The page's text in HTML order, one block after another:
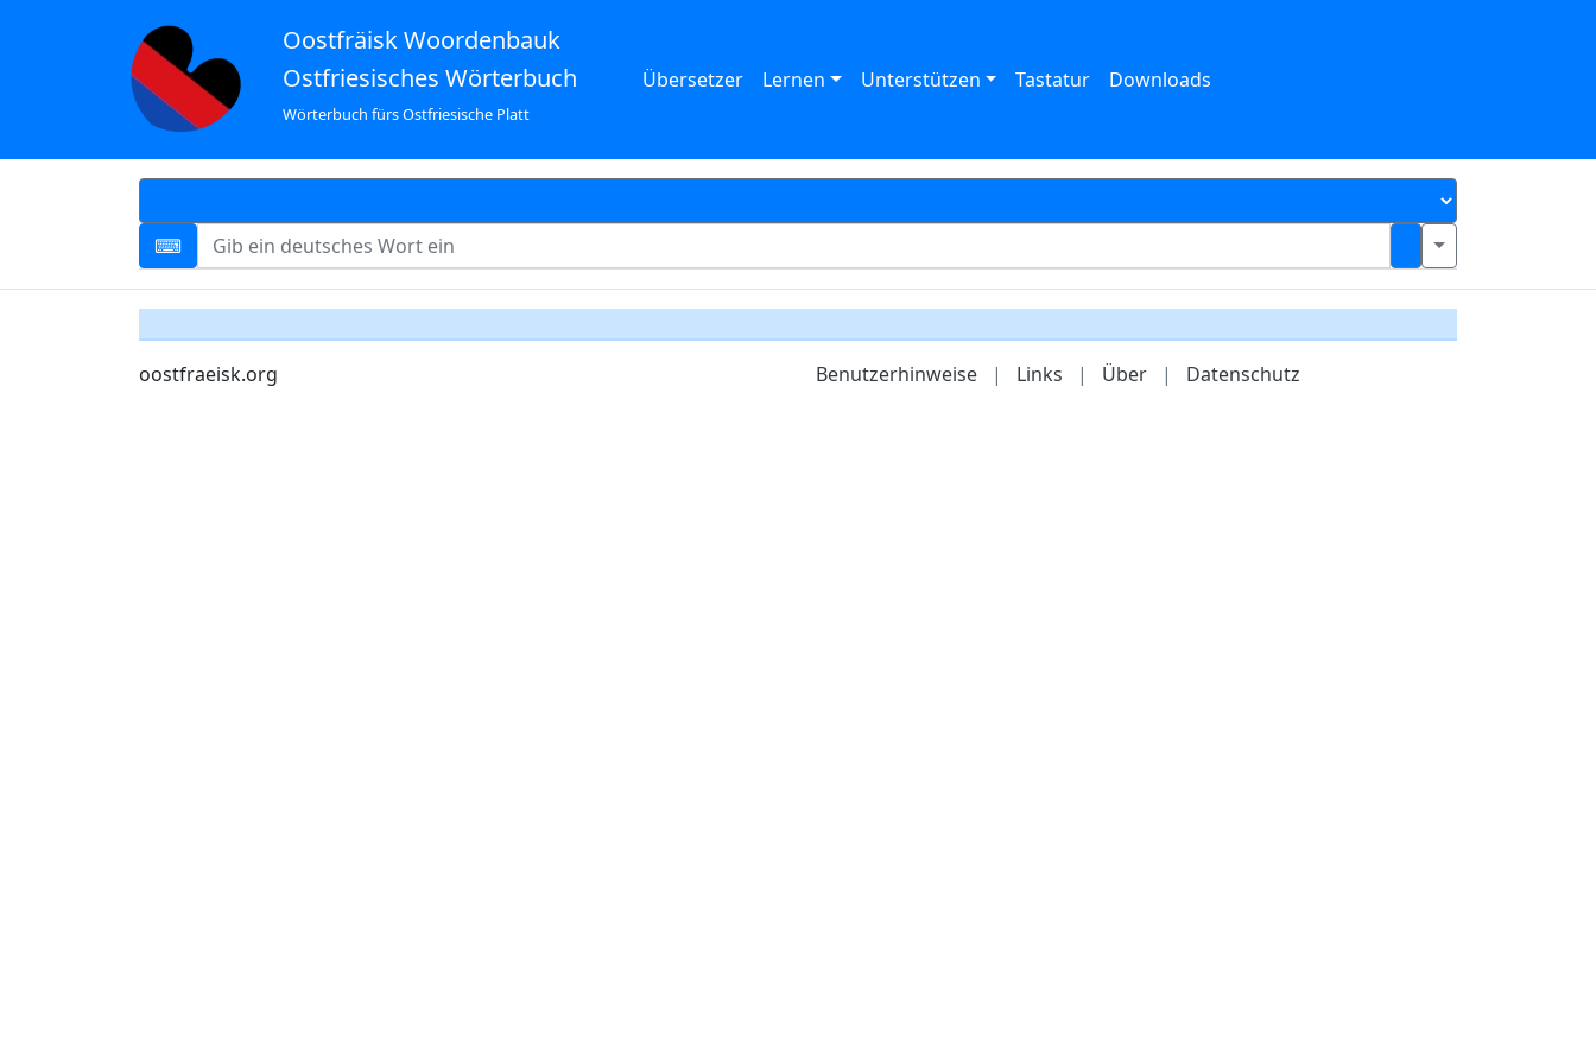
Oostfräisk Woordenbauk
Ostfriesisches Wörterbuch
Wörterbuch fürs Ostfriesische Platt
Übersetzer Lernen Unterstützen Tastatur Downloads
oostfraeisk.org Benutzerhinweise | Links | Über | Datenschutz